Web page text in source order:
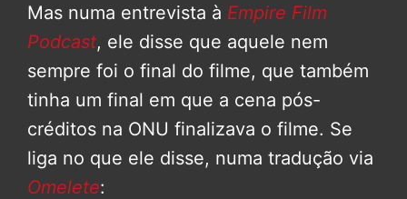
Mas numa entrevista à Empire Film
Podcast, ele disse que aquele nem
sempre foi o final do filme, que também
tinha um final em que a cena pós-
créditos na ONU finalizava o filme. Se
liga no que ele disse, numa tradução via
Omelete: